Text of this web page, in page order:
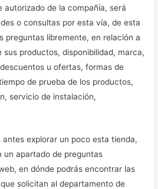
autorizado de la compañía, será
o consultas por esta vía, de esta
preguntas libremente, en relación a
sus productos, disponibilidad, marca,
u ofertas, formas de
de prueba de los productos,
servicio de instalación,
antes explorar un poco esta tienda,
un apartado de preguntas
en dónde podrás encontrar las
solicitan al departamento de